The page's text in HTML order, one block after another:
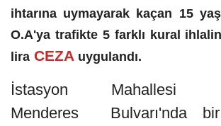
ihtarına uymayarak kaçan 15
O.A'ya trafikte 5 farklı kural
lira CEZA uygulandı.
İstasyon
Menderes Bulvarı'nda